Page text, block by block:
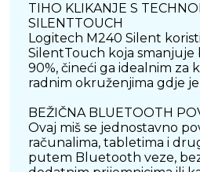
TIHO KLIKANJE S
SILENTTOUCH
Logitech M240 Silent
SilentTouch koja smanjuje
90%, čineći ga idealnim za
radnim okruženjima gdje je
BEŽIČNA BLUETOOTH
Ovaj miš se jednostavno
računalima, tabletima i
putem Bluetooth veze,